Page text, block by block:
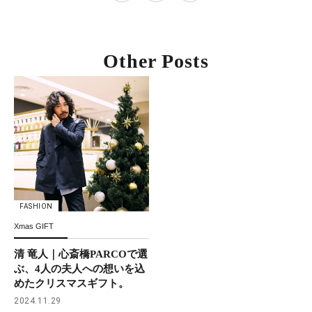
Other Posts
FASHION
Xmas GIFT
清 竜人｜心斎橋PARCOで選
ぶ、4人の夫人への想いを込
めたクリスマスギフト。
2024.11.29